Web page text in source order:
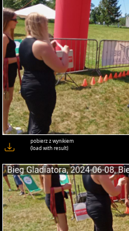
pobierz z wynikiem
(load with result)